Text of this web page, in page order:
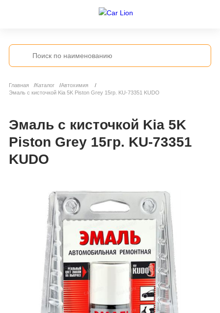
Главная Каталог
Автохимия
Эмаль с кисточкой Kia 5K Piston Grey 15гр. KU-73351 KUDO
Эмаль с кисточкой Kia 5K
Piston Grey 15гр. KU-73351
KUDO